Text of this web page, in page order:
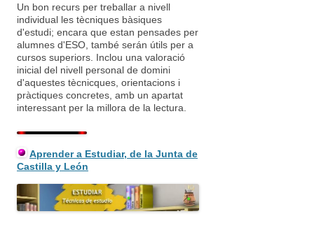
Un bon recurs per treballar a nivell
individual les tècniques bàsiques
d'estudi; encara que estan pensades per
alumnes d'ESO, també serán útils per a
cursos superiors. Inclou una valoració
inicial del nivell personal de domini
d'aquestes tècnicques, orientacions i
pràctiques concretes, amb un apartat
interessant per la millora de la lectura.
Aprender a Estudiar, de la Junta de
Castilla y León